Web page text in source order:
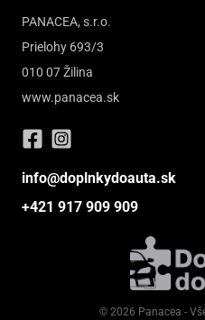
PANACEA, s.r.o.
Prielohy 693/3
010 07 Žilina
www.panacea.sk
info@doplnkydoauta.sk
+421 917 909 909
© 2026 Panacea -